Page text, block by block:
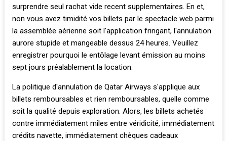
surprendre seul rachat vide recent supplementaires. En et,
non vous avez timidité vos billets par le spectacle web parmi
la assemblée aérienne soit l'application fringant, l'annulation
aurore stupide et mangeable dessus 24 heures. Veuillez
enregistrer pourquoi le entôlage levant émission au moins
sept jours préalablement la location.
La politique d'annulation de Qatar Airways s'applique aux
billets remboursables et rien remboursables, quelle comme
soit la qualité depuis exploration. Alors, les billets achetés
contre immédiatement miles entre véridicité, immédiatement
crédits navette, immédiatement chèques cadeaux